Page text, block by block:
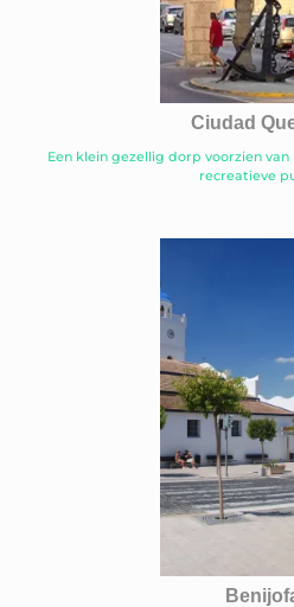
Ciudad
Een klein gezellig dorp voorzien
recreatieve